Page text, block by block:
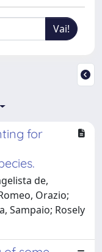
for
de,
Orazio;
Sampaio; Rosely